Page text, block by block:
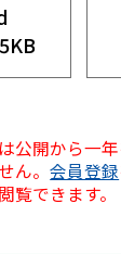
公開から一
ん。会員登録
覧できます。